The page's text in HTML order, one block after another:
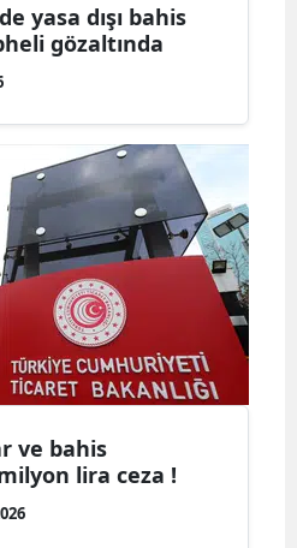
Diyarbakır
Elazığ
Erzincan
Erzurum
Eskişehir
yasa dışı bahis
gözaltında
ve bahis
lira ceza !